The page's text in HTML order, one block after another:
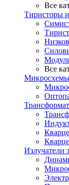
Все
Тиристоры
Все
Излучатели